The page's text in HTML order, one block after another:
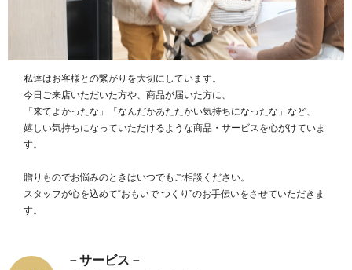
私達はお客様との繋がりを大切にしています。
今日ご来店いただいた方や、商品が届いた方に、
「来てよかったな」「なんだかあたたかい気持ちになったな」など、
嬉しい気持ちになっていただけるような商品・サービスを心がけていま
す。
贈りものでお悩みのときはいつでもご相談ください。
スタッフが心を込めて“おもいで つくり”のお手伝いをさせていただきま
す。
－サービス－